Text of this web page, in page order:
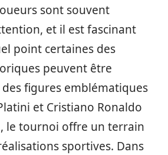
sont souvent
et il est fascinant
point certaines des
peuvent être
des figures emblématiques
et Cristiano Ronaldo
le tournoi offre un terrain
sportives. Dans